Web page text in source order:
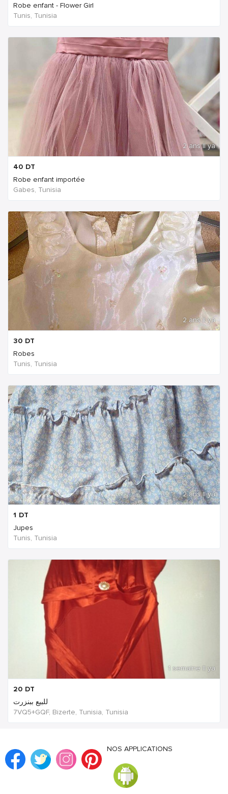
Robe enfant - Flower Girl
Tunis, Tunisia
2 ans Il ya
40 DT
Robe enfant importée
Gabes, Tunisia
2 ans Il ya
30 DT
Robes
Tunis, Tunisia
2 ans Il ya
1 DT
Jupes
Tunis, Tunisia
1 semaine Il ya
20 DT
للبيع ببنزرت
7VQ5+GQF, Bizerte, Tunisia, Tunisia
NOS APPLICATIONS